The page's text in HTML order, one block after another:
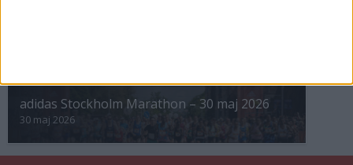
adidas Stockholm Marathon – 30 maj 2026
30 maj 2026